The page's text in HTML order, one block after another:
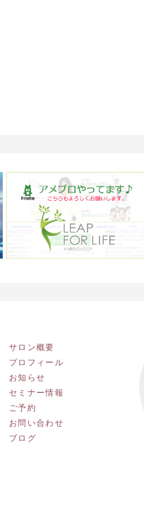
サロン概要
プロフィール
お知らせ
セミナー情報
ご予約
お問い合わせ
ブログ